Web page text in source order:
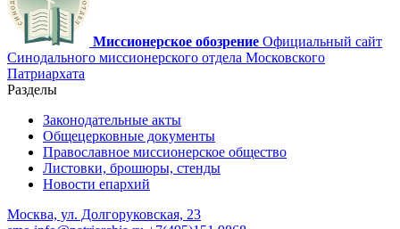
Миссионерское обозрение Официальный сайт
Синодального миссионерского отдела Московского
Патриархата
Разделы
Законодательные акты
Общецерковные документы
Православное миссионерское общество
Листовки, брошюры, стенды
Новости епархий
Москва, ул. Долгоруковская, 23